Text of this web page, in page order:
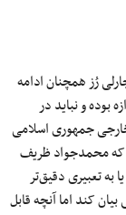
رُز همچنان ادامه
بوده و نباید در
جمهوری اسلامی
که محمدجواد ظریف
به تعبیری دقیق‌تر
کند اما آنچه قابل